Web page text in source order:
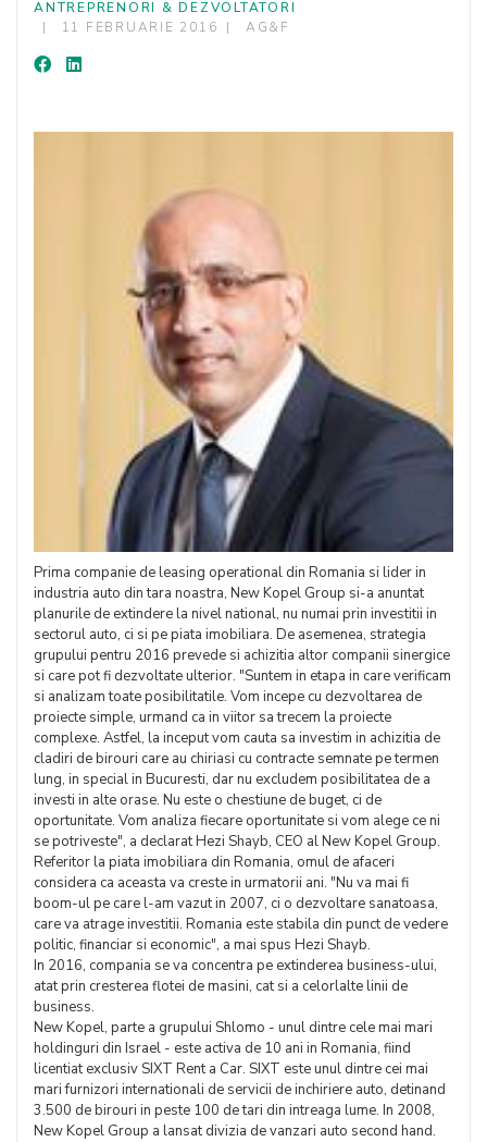
ANTREPRENORI & DEZVOLTATORI
11 FEBRUARIE 2016
AG&F
Prima companie de leasing operational din Romania si lider in
industria auto din tara noastra, New Kopel Group si-a anuntat
planurile de extindere la nivel national, nu numai prin investitii in
sectorul auto, ci si pe piata imobiliara. De asemenea, strategia
grupului pentru 2016 prevede si achizitia altor companii sinergice
si care pot fi dezvoltate ulterior. "Suntem in etapa in care verificam
si analizam toate posibilitatile. Vom incepe cu dezvoltarea de
proiecte simple, urmand ca in viitor sa trecem la proiecte
complexe. Astfel, la inceput vom cauta sa investim in achizitia de
cladiri de birouri care au chiriasi cu contracte semnate pe termen
lung, in special in Bucuresti, dar nu excludem posibilitatea de a
investi in alte orase. Nu este o chestiune de buget, ci de
oportunitate. Vom analiza fiecare oportunitate si vom alege ce ni
se potriveste", a declarat Hezi Shayb, CEO al New Kopel Group.
Referitor la piata imobiliara din Romania, omul de afaceri
considera ca aceasta va creste in urmatorii ani. "Nu va mai fi
boom-ul pe care l-am vazut in 2007, ci o dezvoltare sanatoasa,
care va atrage investitii. Romania este stabila din punct de vedere
politic, financiar si economic", a mai spus Hezi Shayb.
In 2016, compania se va concentra pe extinderea business-ului,
atat prin cresterea flotei de masini, cat si a celorlalte linii de
business.
New Kopel, parte a grupului Shlomo - unul dintre cele mai mari
holdinguri din Israel - este activa de 10 ani in Romania, fiind
licentiat exclusiv SIXT Rent a Car. SIXT este unul dintre cei mai
mari furnizori internationali de servicii de inchiriere auto, detinand
3.500 de birouri in peste 100 de tari din intreaga lume. In 2008,
New Kopel Group a lansat divizia de vanzari auto second hand.